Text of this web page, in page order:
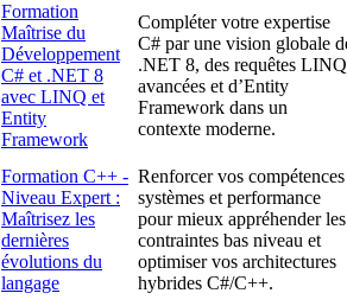
Formation
Maîtrise du
Développement
C# et .NET 8
avec LINQ et
Entity
Framework
Compléter votre expertise
C# par une vision globale
.NET 8, des requêtes LINQ
avancées et d’Entity
Framework dans un
contexte moderne.
Formation C++ -
Niveau Expert :
Maîtrisez les
dernières
évolutions du
langage
Renforcer vos compétences
systèmes et performance
pour mieux appréhender les
contraintes bas niveau et
optimiser vos architectures
hybrides C#/C++.